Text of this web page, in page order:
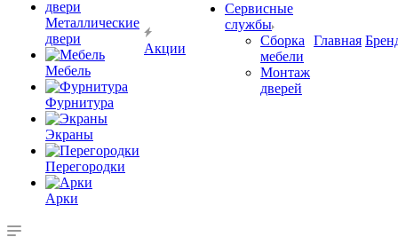
Металлические
двери
Мебель
Фурнитура
Экраны
Перегородки
Арки
Акции
Сервисные
службы
Сборка
мебели
Монтаж
дверей
Главная